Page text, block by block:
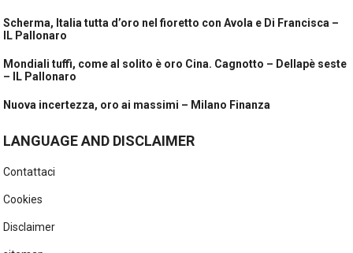
Scherma, Italia tutta d’oro nel fioretto con Avola e Di Francisca –
IL Pallonaro
Mondiali tuffi, come al solito è oro Cina. Cagnotto – Dellapè seste
– IL Pallonaro
Nuova incertezza, oro ai massimi – Milano Finanza
LANGUAGE AND DISCLAIMER
Contattaci
Cookies
Disclaimer